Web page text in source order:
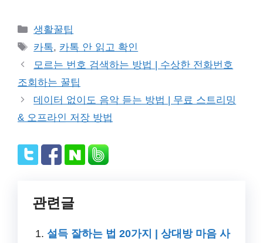
Categories
생활꿀팁
Tags
카톡, 카톡 안 읽고 확인
모르는 번호 검색하는 방법 | 수상한 전화번호
조회하는 꿀팁
데이터 없이도 음악 듣는 방법 | 무료 스트리밍
& 오프라인 저장 방법
관련글
설득 잘하는 법 20가지 | 상대방 마음 사